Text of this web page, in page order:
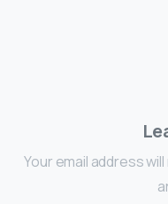
Your email address